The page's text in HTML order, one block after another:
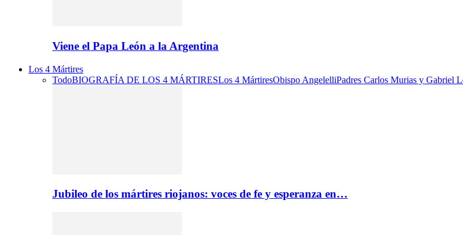
Viene el Papa León a la Argentina
Los 4 Mártires
TodoBIOGRAFÍA DE LOS 4 MÁRTIRESLos 4 MártiresObispo AngelelliPadres Carlos Murias y Gabriel
Jubileo de los mártires riojanos: voces de fe y esperanza en…